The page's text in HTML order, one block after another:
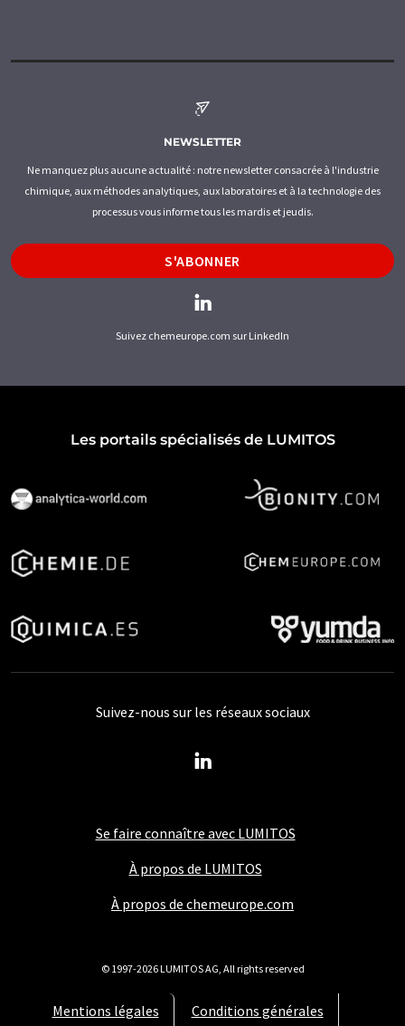
NEWSLETTER
Ne manquez plus aucune actualité : notre newsletter consacrée à l'industrie
chimique, aux méthodes analytiques, aux laboratoires et à la technologie des
processus vous informe tous les mardis et jeudis.
S'ABONNER
Suivez chemeurope.com sur LinkedIn
Les portails spécialisés de LUMITOS
Se faire connaître avec LUMITOS
À propos de LUMITOS
À propos de chemeurope.com
Mentions légales Conditions générales
Suivez-nous sur les réseaux sociaux
© 1997-2026 LUMITOS AG, All rights reserved